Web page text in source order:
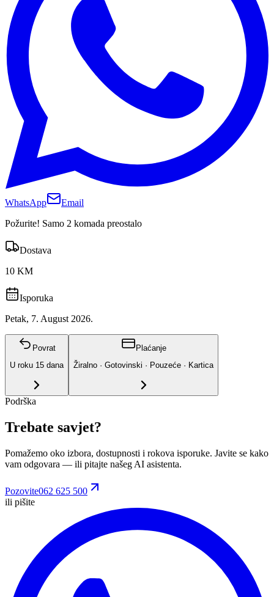
WhatsApp
Email
Požurite! Samo 2 komada preostalo
Dostava
10 KM
Isporuka
Petak, 7. August 2026.
Povrat
U roku 15 dana
Plaćanje
Žiralno · Gotovinski · Pouzeće · Kartica
Podrška
Trebate savjet?
Pomažemo oko izbora, dostupnosti i rokova isporuke. Javite se kako
vam odgovara — ili pitajte našeg AI asistenta.
Pozovite062 625 500
ili pišite